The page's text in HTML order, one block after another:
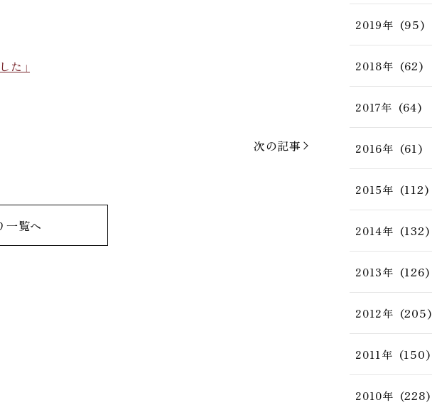
た」
次の記事
一覧へ
2019年 (95)
2018年 (62)
2017年 (64)
2016年 (61)
2015年 (112)
2014年 (132)
2013年 (126)
2012年 (205)
2011年 (150)
2010年 (228)